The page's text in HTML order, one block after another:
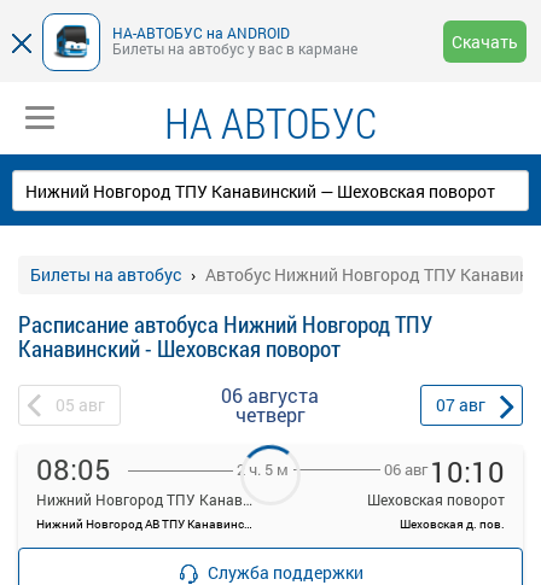
НА-АВТОБУС на ANDROID
Билеты на автобус у вас в кармане
Скачать
НА АВТОБУС
Билеты на автобус Автобус Нижний Новгород ТПУ
Расписание автобуса Нижний Новгород ТПУ
Канавинский - Шеховская поворот
05 авг 06 августа
четверг 07авг
08:05
Нижний Новгород ТПУ Канавинский
Нижний Новгород АВ ТПУ Канавинский
2 ч. 5 м 06 авг 10:10
Шеховская поворот
Шеховская д. пов.
— Служба поддержки